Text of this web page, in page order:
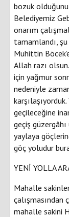
bozuk
Belediyemiz
onarım
tamamlandı,
Muhittin
Allah razı
için yağmur
nedeniyle
geçileceğine
geçiş
yaylaya
göç yoludur
YENİ YOLLA
Mahalle
çalışmasından
mahalle sakini